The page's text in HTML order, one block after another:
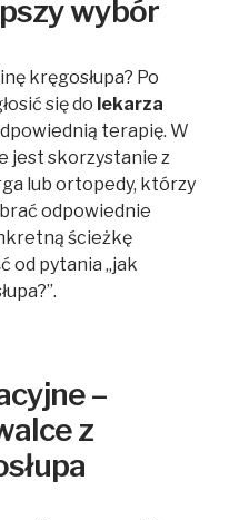
wybór
kręgosłupa? Po
się do lekarza
terapię. W
jest skorzystanie z
lub ortopedy, którzy
odpowiednie
ścieżkę
od pytania „jak
–
z